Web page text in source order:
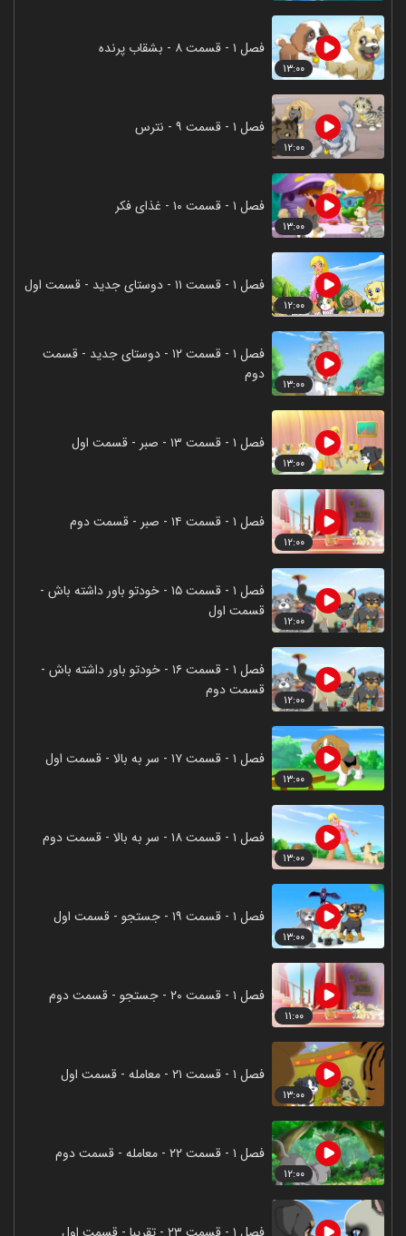
۱۳:۰۰
فصل ۱ - قسمت ۸ - بشقاب پرنده
۱۲:۰۰
فصل ۱ - قسمت ۹ - نترس
۱۳:۰۰
فصل ۱ - قسمت ۱۰ - غذای فکر
۱۲:۰۰
فصل ۱ - قسمت ۱۱ - دوستای جدید - قسمت اول
۱۳:۰۰
فصل ۱ - قسمت ۱۲ - دوستای جدید - قسمت
دوم
۱۳:۰۰
فصل ۱ - قسمت ۱۳ - صبر - قسمت اول
۱۲:۰۰
فصل ۱ - قسمت ۱۴ - صبر - قسمت دوم
۱۲:۰۰
فصل ۱ - قسمت ۱۵ - خودتو باور داشته باش -
قسمت اول
۱۲:۰۰
فصل ۱ - قسمت ۱۶ - خودتو باور داشته باش -
قسمت دوم
۱۳:۰۰
فصل ۱ - قسمت ۱۷ - سر به بالا - قسمت اول
۱۳:۰۰
فصل ۱ - قسمت ۱۸ - سر به بالا - قسمت دوم
۱۳:۰۰
فصل ۱ - قسمت ۱۹ - جستجو - قسمت اول
۱۱:۰۰
فصل ۱ - قسمت ۲۰ - جستجو - قسمت دوم
۱۳:۰۰
فصل ۱ - قسمت ۲۱ - معامله - قسمت اول
۱۲:۰۰
فصل ۱ - قسمت ۲۲ - معامله - قسمت دوم